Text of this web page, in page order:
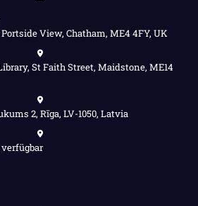
View, Chatham, ME4 4FY, UK
St Faith Street, Maidstone, ME14
2, Rīga, LV-1050, Latvia